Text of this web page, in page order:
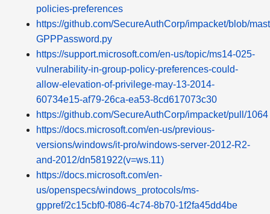
policies-preferences
https://github.com/SecureAuthCorp/impacket/blob/
GPPPassword.py
https://support.microsoft.com/en-us/topic/ms14-025-
vulnerability-in-group-policy-preferences-could-
allow-elevation-of-privilege-may-13-2014-
60734e15-af79-26ca-ea53-8cd617073c30
https://github.com/SecureAuthCorp/impacket/pull/1064
https://docs.microsoft.com/en-us/previous-
versions/windows/it-pro/windows-server-2012-R2-
and-2012/dn581922(v=ws.11)
https://docs.microsoft.com/en-
us/openspecs/windows_protocols/ms-
gppref/2c15cbf0-f086-4c74-8b70-1f2fa45dd4be